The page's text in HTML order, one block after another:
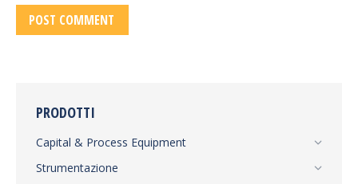
POST COMMENT
PRODOTTI
Capital & Process Equipment
Strumentazione